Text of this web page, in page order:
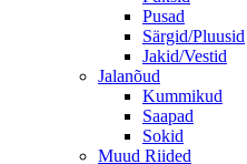
Pusad
Särgid/Pluusid
Jakid/Vestid
Jalanõud
Kummikud
Saapad
Sokid
Muud Riided